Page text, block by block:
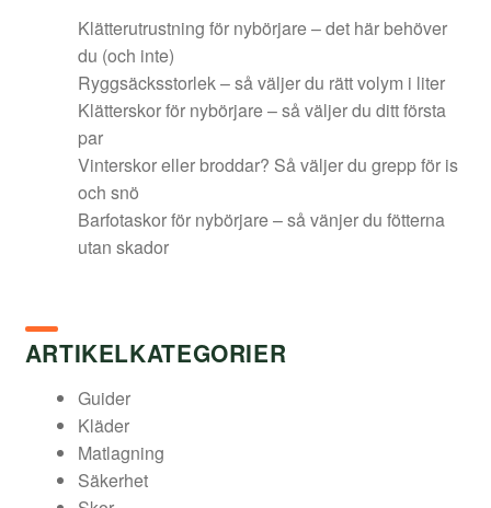
Klätterutrustning för nybörjare – det här behöver
du (och inte)
Ryggsäcksstorlek – så väljer du rätt volym i liter
Klätterskor för nybörjare – så väljer du ditt första
par
Vinterskor eller broddar? Så väljer du grepp för is
och snö
Barfotaskor för nybörjare – så vänjer du fötterna
utan skador
ARTIKELKATEGORIER
Guider
Kläder
Matlagning
Säkerhet